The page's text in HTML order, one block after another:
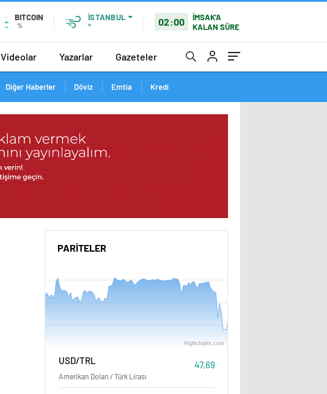
BITCOIN
%
İSTANBUL
°
02:00
İMSAK'A
KALAN SÜRE
Videolar Yazarlar Gazeteler
Diğer Haberler Döviz Emtia Kredi
PARİTELER
7. Ağustos
Highcharts.com
USD/TRL
Amerikan Doları / Türk Lirası
47,69